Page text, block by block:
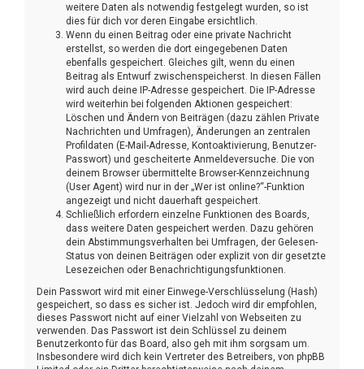
weitere Daten als notwendig festgelegt wurden, so ist
dies für dich vor deren Eingabe ersichtlich.
Wenn du einen Beitrag oder eine private Nachricht
erstellst, so werden die dort eingegebenen Daten
ebenfalls gespeichert. Gleiches gilt, wenn du einen
Beitrag als Entwurf zwischenspeicherst. In diesen Fällen
wird auch deine IP-Adresse gespeichert. Die IP-Adresse
wird weiterhin bei folgenden Aktionen gespeichert:
Löschen und Ändern von Beiträgen (dazu zählen Private
Nachrichten und Umfragen), Änderungen an zentralen
Profildaten (E-Mail-Adresse, Kontoaktivierung, Benutzer-
Passwort) und gescheiterte Anmeldeversuche. Die von
deinem Browser übermittelte Browser-Kennzeichnung
(User Agent) wird nur in der „Wer ist online?“-Funktion
angezeigt und nicht dauerhaft gespeichert.
Schließlich erfordern einzelne Funktionen des Boards,
dass weitere Daten gespeichert werden. Dazu gehören
dein Abstimmungsverhalten bei Umfragen, der Gelesen-
Status von deinen Beiträgen oder explizit von dir gesetzte
Lesezeichen oder Benachrichtigungsfunktionen.
Dein Passwort wird mit einer Einwege-Verschlüsselung (Hash)
gespeichert, so dass es sicher ist. Jedoch wird dir empfohlen,
dieses Passwort nicht auf einer Vielzahl von Webseiten zu
verwenden. Das Passwort ist dein Schlüssel zu deinem
Benutzerkonto für das Board, also geh mit ihm sorgsam um.
Insbesondere wird dich kein Vertreter des Betreibers, von phpBB